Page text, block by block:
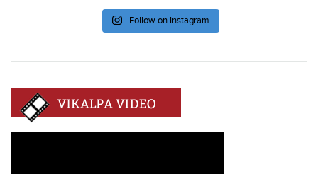
Follow on Instagram